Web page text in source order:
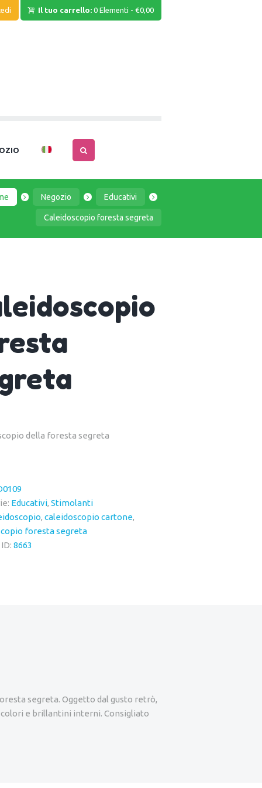
Il tuo carrello: 0 Elementi -€0,00
Negozio Educativi
Caleidoscopio foresta segreta
della foresta segreta
Educativi, Stimolanti
, caleidoscopio cartone,
foresta segreta
8663
segreta. Oggetto dal gusto retrò,
e brillantini interni. Consigliato